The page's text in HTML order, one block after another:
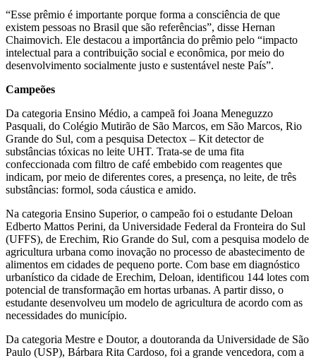
“Esse prêmio é importante porque forma a consciência de que
existem pessoas no Brasil que são referências”, disse Hernan
Chaimovich. Ele destacou a importância do prêmio pelo “impacto
intelectual para a contribuição social e econômica, por meio do
desenvolvimento socialmente justo e sustentável neste País”.
Campeões
Da categoria Ensino Médio, a campeã foi Joana Meneguzzo
Pasquali, do Colégio Mutirão de São Marcos, em São Marcos, Rio
Grande do Sul, com a pesquisa Detectox – Kit detector de
substâncias tóxicas no leite UHT. Trata-se de uma fita
confeccionada com filtro de café embebido com reagentes que
indicam, por meio de diferentes cores, a presença, no leite, de três
substâncias: formol, soda cáustica e amido.
Na categoria Ensino Superior, o campeão foi o estudante Deloan
Edberto Mattos Perini, da Universidade Federal da Fronteira do Sul
(UFFS), de Erechim, Rio Grande do Sul, com a pesquisa modelo de
agricultura urbana como inovação no processo de abastecimento de
alimentos em cidades de pequeno porte. Com base em diagnóstico
urbanístico da cidade de Erechim, Deloan, identificou 144 lotes com
potencial de transformação em hortas urbanas. A partir disso, o
estudante desenvolveu um modelo de agricultura de acordo com as
necessidades do município.
Da categoria Mestre e Doutor, a doutoranda da Universidade de São
Paulo (USP), Bárbara Rita Cardoso, foi a grande vencedora, com a